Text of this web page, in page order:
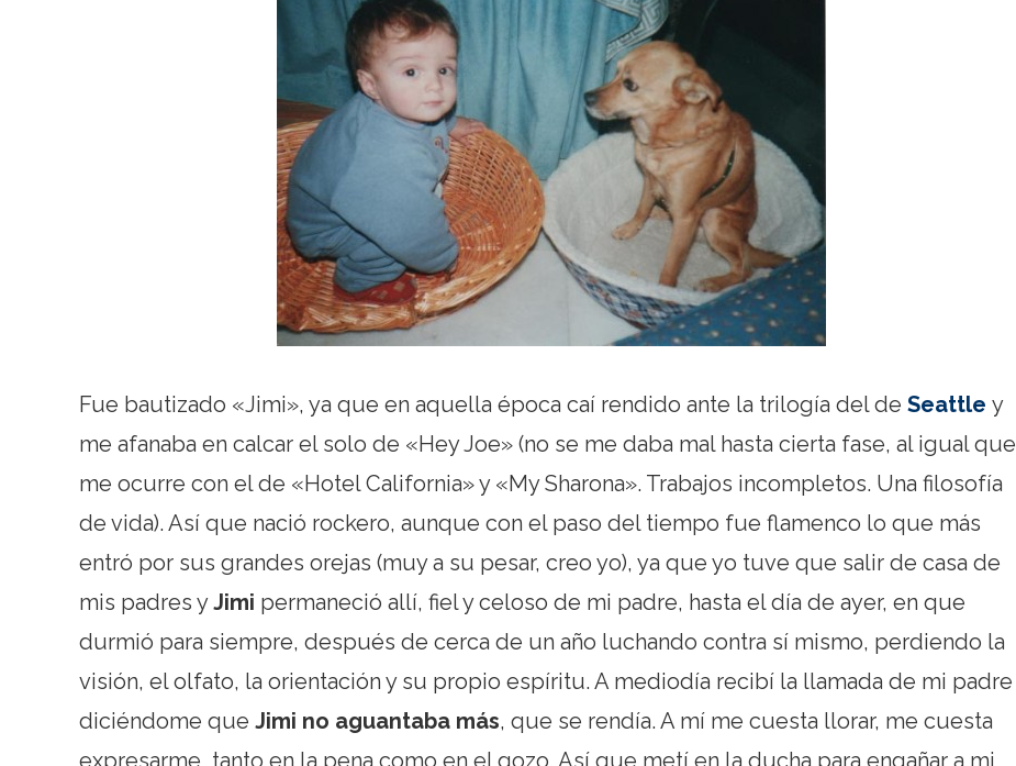
Fue bautizado «Jimi», ya que en aquella época caí rendido ante la trilogía del de Seattle y
me afanaba en calcar el solo de «Hey Joe» (no se me daba mal hasta cierta fase, al igual que
me ocurre con el de «Hotel California» y «My Sharona». Trabajos incompletos. Una filosofía
de vida). Así que nació rockero, aunque con el paso del tiempo fue flamenco lo que más
entró por sus grandes orejas (muy a su pesar, creo yo), ya que yo tuve que salir de casa de
mis padres yJimi permaneció allí, fiel y celoso de mi padre, hasta el día de ayer, en que
durmió para siempre, después de cerca de un año luchando contra sí mismo, perdiendo la
visión, el olfato, la orientación y su propio espíritu. A mediodía recibí la llamada de mi padre
diciéndome que Jimi no aguantaba más, que se rendía. A mí me cuesta llorar, me cuesta
expresarme, tanto en la pena como en el gozo. Así que metí en la ducha para engañar a mi